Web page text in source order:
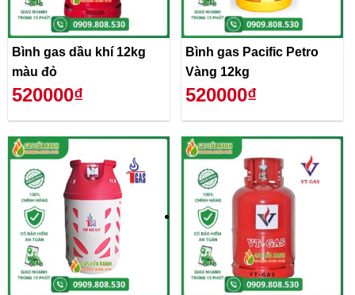
Bình gas dầu khí 12kg
màu đỏ
520000₫
Bình gas Pacific Petro
Vàng 12kg
520000₫